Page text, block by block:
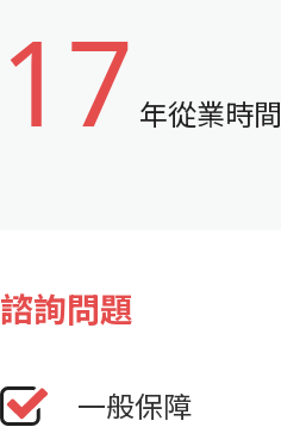
17 年從業時間
諮詢問題
一般保障